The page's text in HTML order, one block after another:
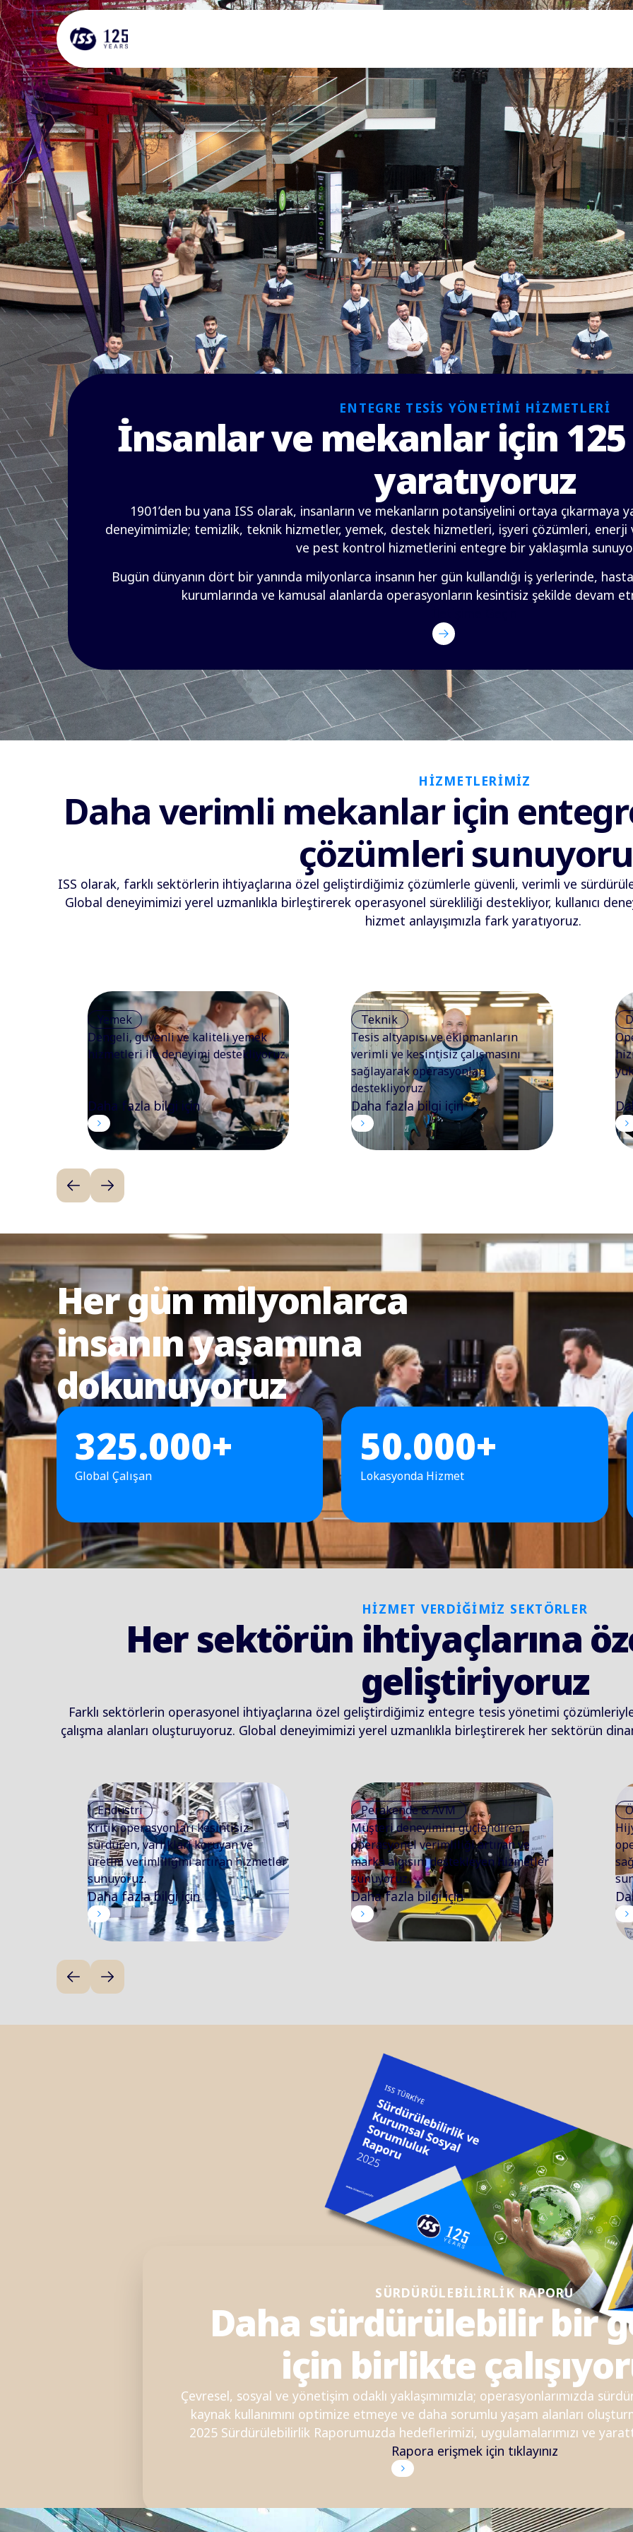
ENTEGRE TESİS YÖNETİMİ HİZMETLERİ
İnsanlar ve mekanlar için 125
yaratıyoruz
1901’den bu yana ISS olarak, insanların ve mekanların potansiyelini ortaya çıkarmaya
deneyimimizle; temizlik, teknik hizmetler, yemek, destek hizmetleri, işyeri çözümleri, enerji
ve pest kontrol hizmetlerini entegre bir yaklaşımla
Bugün dünyanın dört bir yanında milyonlarca insanın her gün kullandığı iş yerlerinde,
kurumlarında ve kamusal alanlarda operasyonların kesintisiz şekilde devam
HİZMETLERİMİZ
Daha verimli mekanlar için
çözümleri
ISS olarak, farklı sektörlerin ihtiyaçlarına özel geliştirdiğimiz çözümlerle güvenli, verimli ve
Global deneyimimizi yerel uzmanlıkla birleştirerek operasyonel sürekliliği destekliyor, kullanıcı
hizmet anlayışımızla fark yaratıyoruz.
Yemek
Dengeli, güvenli ve kaliteli yemek
hizmetleri ile deneyimi destekliyoruz.
Daha fazla bilgi için
Teknik
Tesis altyapısı ve ekipmanların
verimli ve kesintisiz çalışmasını
sağlayarak operasyonları
destekliyoruz.
Daha fazla bilgi için
Her gün milyonlarca
insanın yaşamına
dokunuyoruz
325.000+
Global Çalışan
50.000+
Lokasyonda Hizmet
HİZMET VERDİĞİMİZ SEKTÖRLER
Her sektörün ihtiyaçlarına
geliştiriyoruz
Farklı sektörlerin operasyonel ihtiyaçlarına özel geliştirdiğimiz entegre tesis yönetimi
çalışma alanları oluşturuyoruz. Global deneyimimizi yerel uzmanlıkla birleştirerek her sektörün
Endüstri
Kritik operasyonları kesintisiz
sürdüren, varlıkları koruyan ve
üretim verimliliğini artıran hizmetler
sunuyoruz.
Daha fazla bilgi için
Perakende & AVM
Müşteri deneyimini güçlendiren,
operasyonel verimliliği artıran ve
marka algısını destekleyen hizmetler
sunuyoruz.
Daha fazla bilgi için
SÜRDÜRÜLEBİLİRLİK RAPORU
Daha sürdürülebilir bir
için birlikte
Çevresel, sosyal ve yönetişim odaklı yaklaşımımızla; operasyonlarımızda
kaynak kullanımını optimize etmeye ve daha sorumlu yaşam alanları
2025 Sürdürülebilirlik Raporumuzda hedeflerimizi, uygulamalarımızı ve
Rapora erişmek için tıklayınız